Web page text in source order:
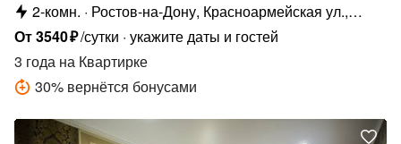
2-комн.
Ростов-на-Дону, Красноармейская ул.,
240/115
От3540₽/сутки укажите даты и гостей
3 года на Квартирке
30% вернётся бонусами